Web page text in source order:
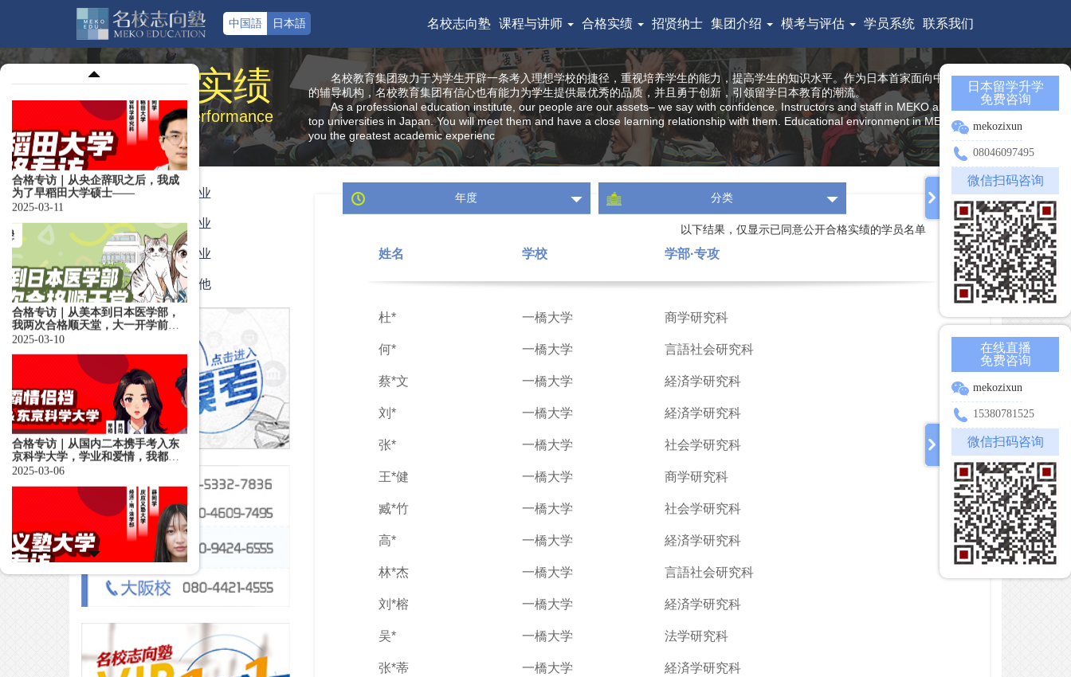
中国語 日本語 名校志向塾 课程与讲师 合格实绩 招贤纳士 集团介绍 模考与评估 学员系统 联系我们
合格实绩
Qualified performance
名校教育集团致力于为学生开辟一条考入理想学校的捷径，重视培养学生的能力，提高学生的知识水平。作为日本首家面向中国留学生
的辅导机构，名校教育集团有信心也有能力为学生提供最优秀的品质，并且勇于创新，引领留学日本教育的潮流。
As a professional education institute, our people are our assets– we say with confidence. Instructors and staff in MEKO are all from
top universities in Japan. You will meet them and have a close learning relationship with them. Educational environment in MEKO offers
you the greatest academic experienc
高中毕业
本科毕业
大专毕业
艺术其他
年度 分类
以下结果，仅显示已同意公开合格实绩的学员名单
姓名 学校 学部·专攻
杜* 一橋大学 商学研究科
何* 一橋大学 言語社会研究科
蔡*文 一橋大学 経済学研究科
刘* 一橋大学 経済学研究科
张* 一橋大学 社会学研究科
王*健 一橋大学 商学研究科
臧*竹 一橋大学 社会学研究科
高* 一橋大学 経済学研究科
林*杰 一橋大学 言語社会研究科
刘*榕 一橋大学 経済学研究科
吴* 一橋大学 法学研究科
张*蒂 一橋大学 経済学研究科
合格专访｜从央企辞职之后，我成
为了早稻田大学硕士——
2025-03-11
合格专访｜从美本到日本医学部，
我两次合格顺天堂，大一开学前已
在改博士论文！
2025-03-10
合格专访｜从国内二本携手考入东
京科学大学，学业和爱情，我都
要！
2025-03-06
合格专访｜日本大学还能这麽
上？！假浪达人，新晋keio girl带你
零距离解读日本假浪
2025-02-26
日本留学升学
免费咨询
mekozixun
08046097495
微信扫码咨询
在线直播
免费咨询
mekozixun
15380781525
微信扫码咨询